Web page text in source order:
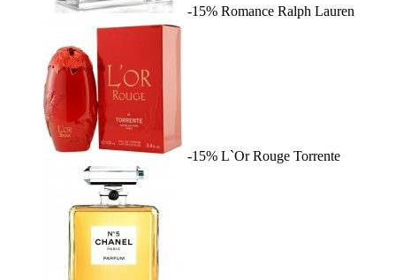
-15% Romance Ralph Lauren
-15% L`Or Rouge Torrente